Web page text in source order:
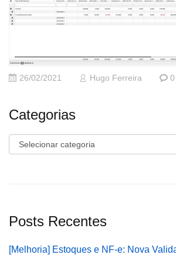
26/02/2021 Hugo Ferreira
Categorias
Categorias
Posts Recentes
[Melhoria] Estoques e NF-e: Nova